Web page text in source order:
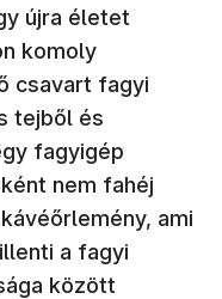
újra életet
komoly
csavart fagyi
tejből és
fagyigép
nem fahéj
ami
a fagyi
között